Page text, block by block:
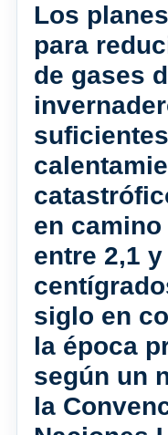
Los
para
de gases
en
entre 2,1
siglo en
la época
según un
la